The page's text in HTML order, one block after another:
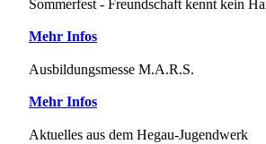
Sommerfest - Freundschaft kennt kein
Mehr Infos
Ausbildungsmesse M.A.R.S.
Mehr Infos
Aktuelles aus dem Hegau-Jugendwerk